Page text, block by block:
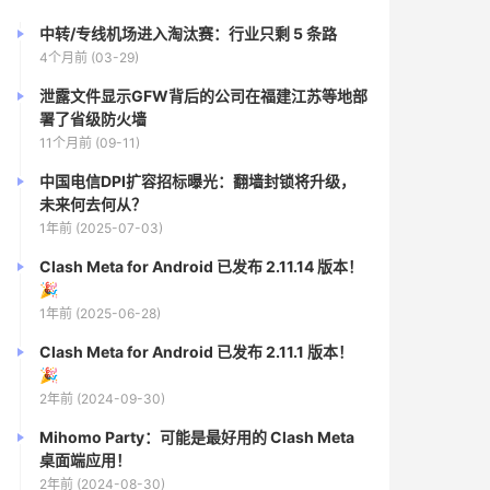
中转/专线机场进入淘汰赛：行业只剩 5 条路
4个月前 (03-29)
泄露文件显示GFW背后的公司在福建江苏等地部
署了省级防火墙
11个月前 (09-11)
中国电信DPI扩容招标曝光：翻墙封锁将升级，
未来何去何从？
1年前 (2025-07-03)
Clash Meta for Android 已发布 2.11.14 版本！
🎉
1年前 (2025-06-28)
Clash Meta for Android 已发布 2.11.1 版本！
🎉
2年前 (2024-09-30)
Mihomo Party：可能是最好用的 Clash Meta
桌面端应用！
2年前 (2024-08-30)